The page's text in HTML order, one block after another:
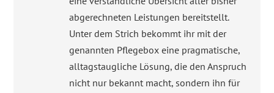
abgerechneten Leistungen bereitstellt.
Unter dem Strich bekommt ihr mit der
genannten Pflegebox eine pragmatische,
alltagstaugliche Lösung, die den Anspruch
nicht nur bekannt macht, sondern ihn für